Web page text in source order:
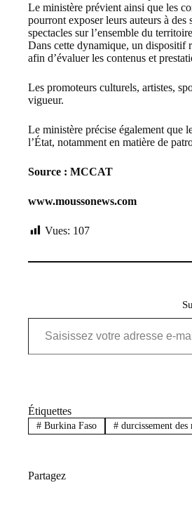
Le ministère prévient ainsi que les
pourront exposer leurs auteurs à
spectacles sur l’ensemble du
Dans cette dynamique, un dispositif
afin d’évaluer les contenus et
Les promoteurs culturels, artistes,
vigueur.
Le ministère précise également que
l’État, notamment en matière de
Source : MCCAT
www.moussonews.com
Vues: 107
Saisissez votre adresse e-mail…
Étiquettes
#Burkina Faso #durcissement des
Partagez